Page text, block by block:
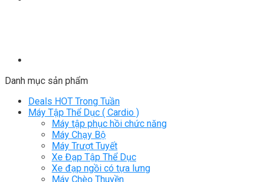
Danh mục sản phẩm
Deals HOT Trong Tuần
Máy Tập Thể Dục ( Cardio )
Máy tập phục hồi chức năng
Máy Chạy Bộ
Máy Trượt Tuyết
Xe Đạp Tập Thể Dục
Xe đạp ngồi có tựa lưng
Máy Chèo Thuyền